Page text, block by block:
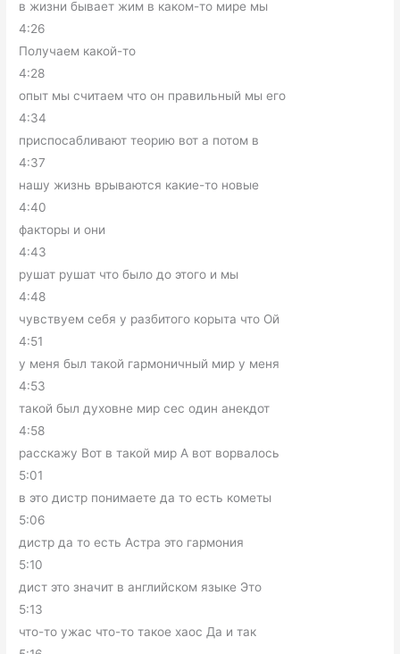
в жизни бывает жим в каком-то мире мы
4:26
Получаем какой-то
4:28
опыт мы считаем что он правильный мы его
4:34
приспосабливают теорию вот а потом в
4:37
нашу жизнь врываются какие-то новые
4:40
факторы и они
4:43
рушат рушат что было до этого и мы
4:48
чувствуем себя у разбитого корыта что Ой
4:51
у меня был такой гармоничный мир у меня
4:53
такой был духовне мир сес один анекдот
4:58
расскажу Вот в такой мир А вот ворвалось
5:01
в это дистр понимаете да то есть кометы
5:06
дистр да то есть Астра это гармония
5:10
дист это значит в английском языке Это
5:13
что-то ужас что-то такое хаос Да и так